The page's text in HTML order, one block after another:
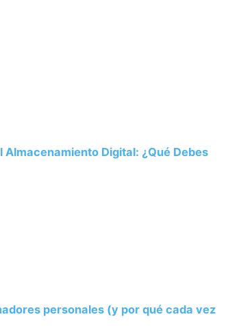
Almacenamiento Digital: ¿Qué Debes
personales (y por qué cada vez